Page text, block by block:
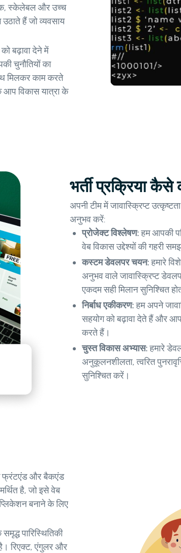
स्केलेबल और उच्च
हैं जो व्यवसाय
बढ़ावा देने में
चुनौतियों का
मिलकर काम करते
आप विकास यात्रा के
भर्ती प्रक्रिया
अपनी टीम में जावास्क्रिप्ट
अनुभव करें:
प्रोजेक्ट विश्लेषण:हम आपकी
वेब विकास उद्देश्यों की गहरी
कस्टम डेवलपर चयन:हमारे
अनुभव वाले जावास्क्रिप्ट
एकदम सही मिलान सुनिश्चित
निर्बाध एकीकरण:हम अपने
सहयोग को बढ़ावा देते हैं और
करते हैं।
चुस्त विकास अभ्यास:हमारे
अनुकूलनशीलता, त्वरित
सुनिश्चित करें।
फ्रंटएंड और बैकएंड
है, जो इसे वेब
बनाने के लिए
पारिस्थितिकी
रिएक्ट, एंगुलर और